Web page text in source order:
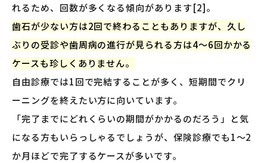
れるため、回数が多くなる傾向があります[2]。
歯石が少ない方は2回で終わることもありますが、久し
ぶりの受診や歯周病の進行が見られる方は4〜6回かかる
ケースも珍しくありません。
自由診療では1回で完結することが多く、短期間でクリ
ーニングを終えたい方に向いています。
「完了までにどれくらいの期間がかかるのだろう」と気
になる方もいらっしゃるでしょうが、保険診療でも1〜2
か月ほどで完了するケースが多いです。